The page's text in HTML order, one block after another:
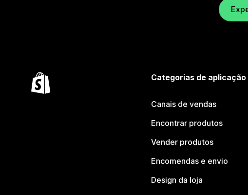
Categorias de aplicação
Canais de vendas
Encontrar produtos
Vender produtos
Encomendas e envio
Design da loja